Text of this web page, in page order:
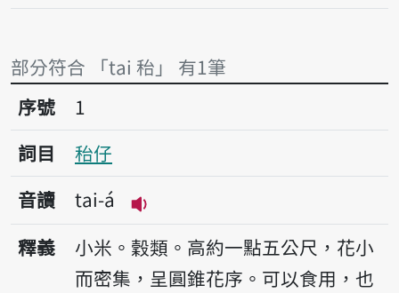
部分符合 「tai 秮」 有1筆
序號1秮仔
序號
1
詞目
秮仔
音讀
tai-á
播放音讀tai-á
釋義
小米。穀類。高約一點五公尺，花小
而密集，呈圓錐花序。可以食用，也